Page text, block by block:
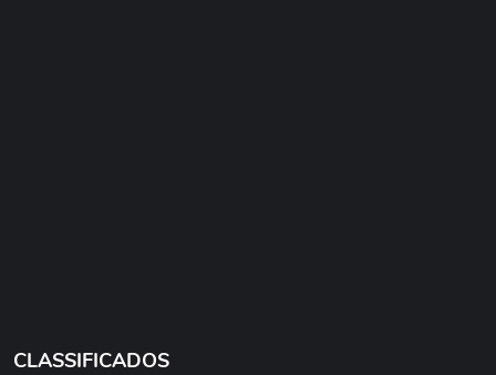
CLASSIFICADOS